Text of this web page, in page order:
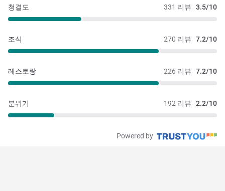
331 리뷰 3.5/10
청결도
270 리뷰 7.2/10
조식
226 리뷰 7.2/10
레스토랑
192 리뷰 2.2/10
분위기
Powered by